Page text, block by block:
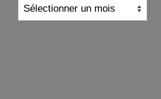
Archives